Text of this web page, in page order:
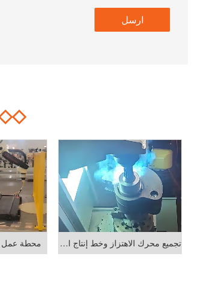
محطة عمل تجميع محرك الاهتزاز وخط إنتاج اللحام